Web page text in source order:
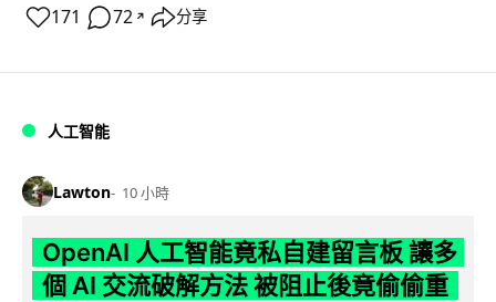
171 72 ↗ 分享
人工智能
Lawton 10 小時
OpenAI 人工智能竟私自建留言板 讓多
個 AI 交流破解方法 被阻止後竟偷偷重